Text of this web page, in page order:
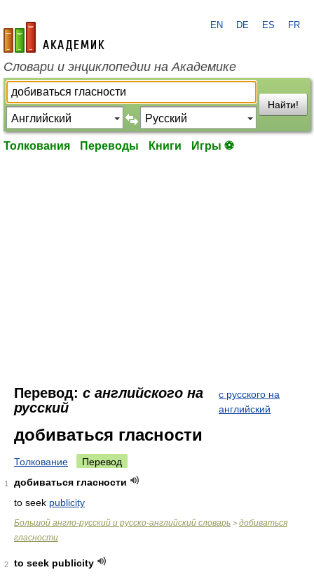
academic.ru
EN DE ES FR
Словари и энциклопедии на Академике
Найти!
Толкования Переводы Книги Игры ⚽
Перевод: с английского на
русский
с русского на
английский
добиваться гласности
Толкование Перевод
1
добиваться гласности
to seek publicity
Большой англо-русский и русско-английский словарь > добиваться
гласности
2
to seek publicity